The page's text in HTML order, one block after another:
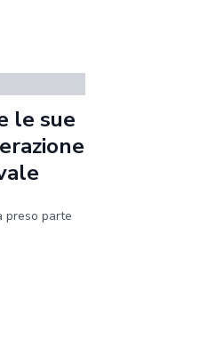
le sue
preso parte